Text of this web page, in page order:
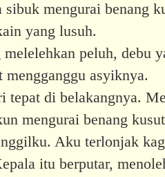
sibuk mengurai benang
yang lusuh.
melelehkan peluh, debu
mengganggu asyiknya.
tepat di belakangnya.
mengurai benang
Aku terlonjak
itu berputar,